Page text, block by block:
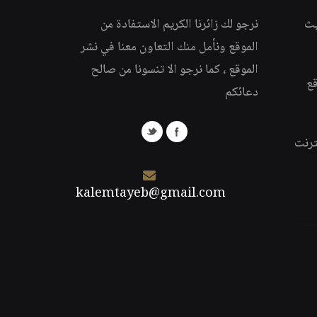
نرجو لك زائرنا الكريم الاستفادة من
الموقع ونأمل منك التعاون معنا في نشر
الموقع ، كما نرجو الا تنسونا من صالح
دعائكم
kalemtayeb@gmail.com